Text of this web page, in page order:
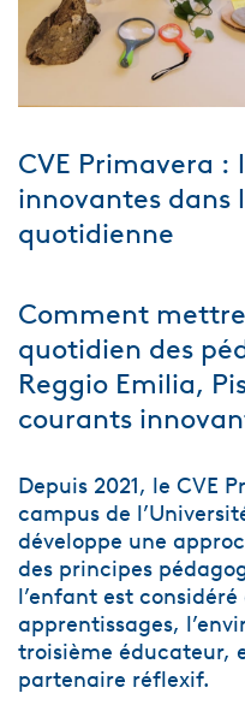
CVE Primavera :
innovantes dans
quotidienne
Comment
quotidien des
Reggio Emilia,
courants
Depuis 2021, le CVE
campus de
développe une
des principes
l’enfant est
apprentissages,
troisième éducateur,
partenaire réflexif.